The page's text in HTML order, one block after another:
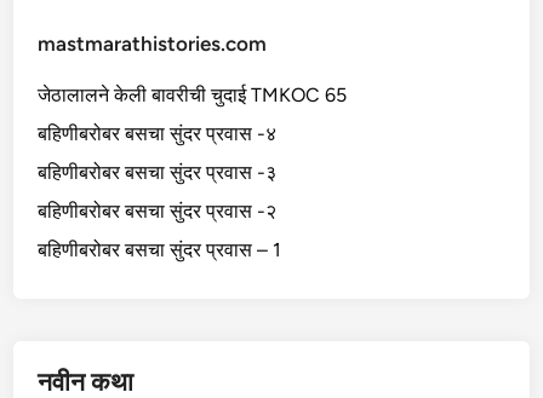
mastmarathistories.com
जेठालालने केली बावरीची चुदाई TMKOC 65
बहिणीबरोबर बसचा सुंदर प्रवास -४
बहिणीबरोबर बसचा सुंदर प्रवास -३
बहिणीबरोबर बसचा सुंदर प्रवास -२
बहिणीबरोबर बसचा सुंदर प्रवास – 1
नवीन कथा